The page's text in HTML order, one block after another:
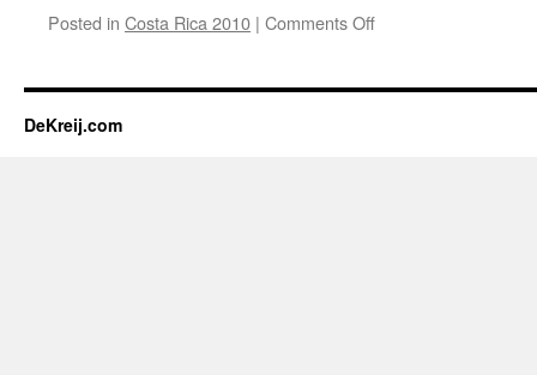
Posted in Costa Rica 2010 | Comments Offon
het
DeKreij.com